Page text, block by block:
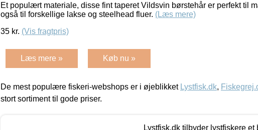
Et populært materiale, disse fint taperet Vildsvin børstehår er perfekt til
også til forskellige lakse og steelhead fluer. (Læs mere)
35 kr. (Vis fragtpris)
Læs mere » Køb nu »
De mest populære fiskeri-webshops er i øjeblikket Lystfisk.dk,
stort sortiment til gode priser.
Lystfisk.dk tilbyder lystfiskere